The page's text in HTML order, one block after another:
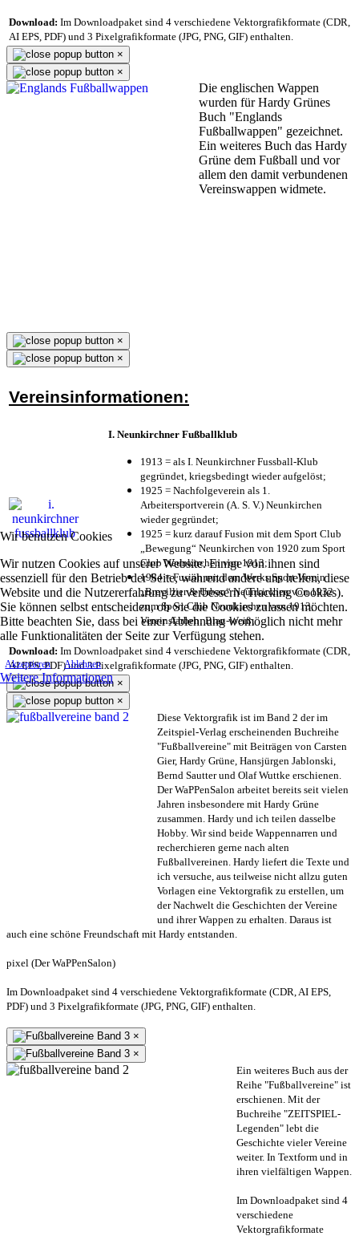
Wir benutzen Cookies
Wir nutzen Cookies auf unserer Website. Einige von ihnen sind
essenziell für den Betrieb der Seite, während andere uns helfen, diese
Website und die Nutzererfahrung zu verbessern (Tracking Cookies).
Sie können selbst entscheiden, ob Sie die Cookies zulassen möchten.
Bitte beachten Sie, dass bei einer Ablehnung womöglich nicht mehr
alle Funktionalitäten der Seite zur Verfügung stehen.
Akzeptieren Ablehnen
Weitere Informationen
Download: Im Downloadpaket sind 4 verschiedene Vektorgrafikformate (CDR,
AI EPS, PDF) und 3 Pixelgrafikformate (JPG, PNG, GIF) enthalten.
×
×
Die englischen Wappen
wurden für Hardy Grünes
Buch "Englands
Fußballwappen" gezeichnet.
Ein weiteres Buch das Hardy
Grüne dem Fußball und vor
allem den damit verbundenen
Vereinswappen widmete.
×
×
Vereinsinformationen:
I. Neunkirchner Fußballklub
1913 = als I. Neunkirchner Fussball-Klub
gegründet, kriegsbedingt wieder aufgelöst;
1925 = Nachfolgeverein als 1.
Arbeitersportverein (A. S. V.) Neunkirchen
wieder gegründet;
1925 = kurz darauf Fusion mit dem Sport Club
„Bewegung“ Neunkirchen von 1920 zum Sport
Club Neunkirchen von 1913;
1984 = Fusion mit dem Werks Sport Verein
„Brevillier & Urban“ Neunkirchen von 1932
zum Sport Club Neunkirchen von 1913;
Vereinsfarben: Blau-Weiß;
Download: Im Downloadpaket sind 4 verschiedene Vektorgrafikformate (CDR,
AI EPS, PDF) und 3 Pixelgrafikformate (JPG, PNG, GIF) enthalten.
×
×
Diese Vektorgrafik ist im Band 2 der im
Zeitspiel-Verlag erscheinenden Buchreihe
"Fußballvereine" mit Beiträgen von Carsten
Gier, Hardy Grüne, Hansjürgen Jablonski,
Bernd Sautter und Olaf Wuttke erschienen.
Der WaPPenSalon arbeitet bereits seit vielen
Jahren insbesondere mit Hardy Grüne
zusammen. Hardy und ich teilen dasselbe
Hobby. Wir sind beide Wappennarren und
recherchieren gerne nach alten
Fußballvereinen. Hardy liefert die Texte und
ich versuche, aus teilweise nicht allzu guten
Vorlagen eine Vektorgrafik zu erstellen, um
der Nachwelt die Geschichten der Vereine
und ihrer Wappen zu erhalten. Daraus ist
auch eine schöne Freundschaft mit Hardy entstanden.
pixel (Der WaPPenSalon)
Im Downloadpaket sind 4 verschiedene Vektorgrafikformate (CDR, AI EPS,
PDF) und 3 Pixelgrafikformate (JPG, PNG, GIF) enthalten.
×
×
Ein weiteres Buch aus der
Reihe "Fußballvereine" ist
erschienen. Mit der
Buchreihe "ZEITSPIEL-
Legenden" lebt die
Geschichte vieler Vereine
weiter. In Textform und in
ihren vielfältigen Wappen.
Im Downloadpaket sind 4
verschiedene
Vektorgrafikformate